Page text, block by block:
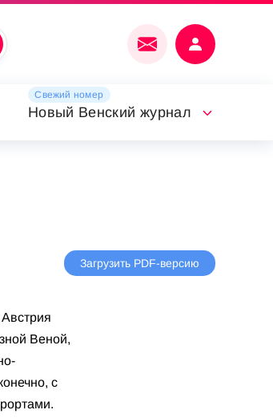
Свежий номер
Новый Венский журнал
Загрузить PDF-версию
Веной,
с